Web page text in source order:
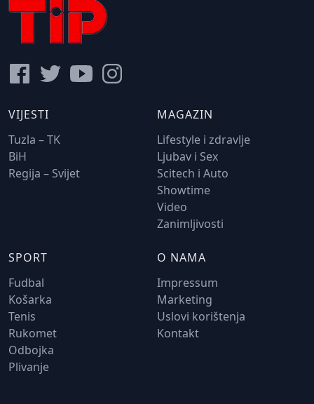
VIJESTI
Tuzla – TK
BiH
Regija – Svijet
MAGAZIN
Lifestyle i zdravlje
Ljubav i Sex
Scitech i Auto
Showtime
Video
Zanimljivosti
SPORT
Fudbal
Košarka
Tenis
Rukomet
Odbojka
Plivanje
O NAMA
Impressum
Marketing
Uslovi korištenja
Kontakt